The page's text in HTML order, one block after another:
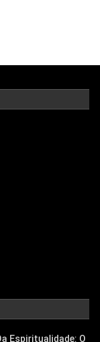
Espiritualidade: O